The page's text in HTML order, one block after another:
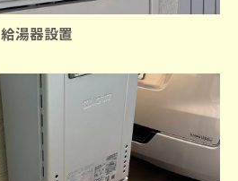
給湯器設置